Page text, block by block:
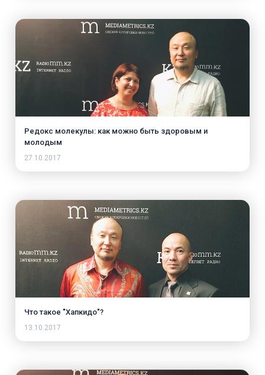
Редокс молекулы: как можно быть здоровым и
молодым
27.10.2017
Что такое "Хапкидо"?
13.10.2017